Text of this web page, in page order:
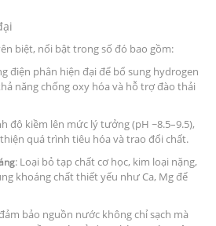
biệt, nổi bật trong số đó bao gồm:
điện phân hiện đại để bổ sung hydrogen
năng chống oxy hóa và hỗ trợ đào thải
độ kiềm lên mức lý tưởng (pH ~8.5–9.5),
quá trình tiêu hóa và trao đổi chất.
: Loại bỏ tạp chất cơ học, kim loại nặng,
khoáng chất thiết yếu như Ca, Mg để
bảo nguồn nước không chỉ sạch mà